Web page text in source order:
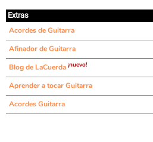
Extras
Acordes de Guitarra
Afinador de Guitarra
Blog de LaCuerda ¡nuevo!
Aprender a tocar Guitarra
Acordes Guitarra